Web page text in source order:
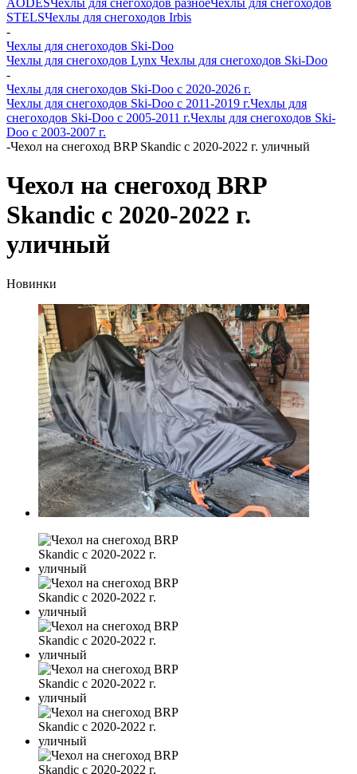
AODESЧехлы для снегоходов разноеЧехлы для снегоходов
STELSЧехлы для снегоходов Irbis
-
Чехлы для снегоходов Ski-Doo
Чехлы для снегоходов Lynx Чехлы для снегоходов Ski-Doo
-
Чехлы для снегоходов Ski-Doo с 2020-2026 г.
Чехлы для снегоходов Ski-Doo с 2011-2019 г.Чехлы для
снегоходов Ski-Doo с 2005-2011 г.Чехлы для снегоходов Ski-
Doo с 2003-2007 г.
-Чехол на снегоход BRP Skandic с 2020-2022 г. уличный
Чехол на снегоход BRP
Skandic с 2020-2022 г.
уличный
Новинки